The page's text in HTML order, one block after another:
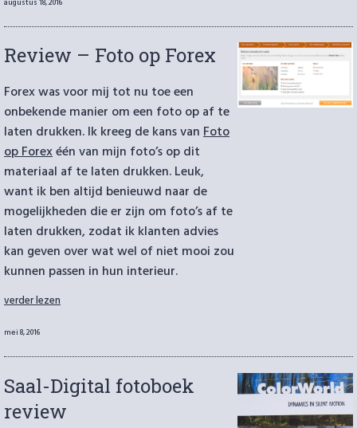
Review – Foto op Forex
Forex was voor mij tot nu toe een
onbekende manier om een foto op af te
laten drukken. Ik kreeg de kans vanFoto
op Forexéén van mijn foto’s op dit
materiaal af te laten drukken. Leuk,
want ik ben altijd benieuwd naar de
mogelijkheden die er zijn om foto’s af te
laten drukken, zodat ik klanten advies
kan geven over wat wel of niet mooi zou
kunnen passen in hun interieur.
“Review
Foto
verder lezen
Geplaatst
mei 8, 2016
Saal-Digital fotoboek
review